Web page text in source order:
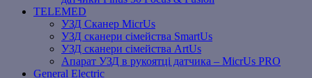
TELEMED
УЗД Сканер MicrUs
УЗД сканери сімейства SmartUs
УЗД сканери сімейства ArtUs
Апарат УЗД в рукоятці датчика – MicrUs PRO
General Electric